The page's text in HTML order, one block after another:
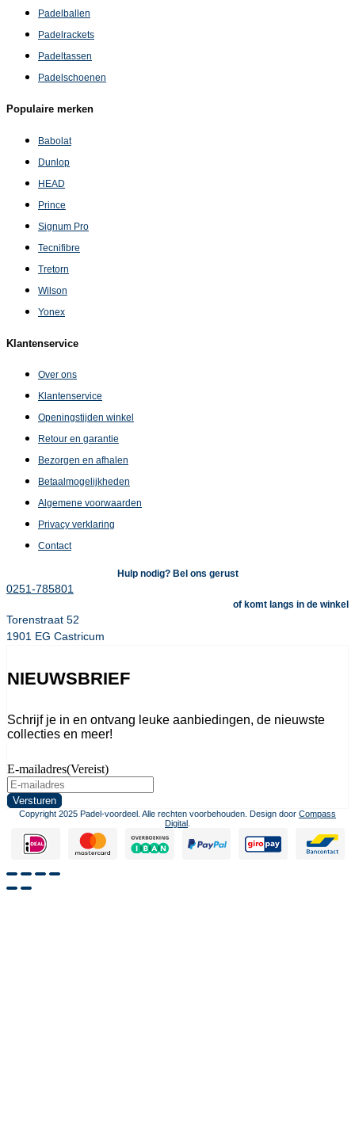
Padelballen
Padelrackets
Padeltassen
Padelschoenen
Populaire merken
Babolat
Dunlop
HEAD
Prince
Signum Pro
Tecnifibre
Tretorn
Wilson
Yonex
Klantenservice
Over ons
Klantenservice
Openingstijden winkel
Retour en garantie
Bezorgen en afhalen
Betaalmogelijkheden
Algemene voorwaarden
Privacy verklaring
Contact
Hulp nodig? Bel ons gerust
0251-785801
of komt langs in de winkel
Torenstraat 52
1901 EG Castricum
NIEUWSBRIEF
Schrijf je in en ontvang leuke aanbiedingen, de nieuwste
collecties en meer!
E-mailadres(Vereist)
Copyright 2025 Padel-voordeel. Alle rechten voorbehouden. Design door Compass
Digital